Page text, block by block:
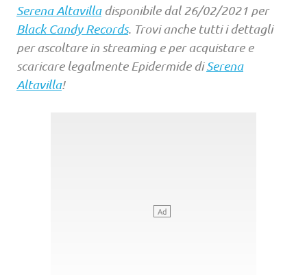
Serena Altavilladisponibile dal 26/02/2021 per
Black Candy Records. Trovi anche tutti i dettagli
per ascoltare in streaming e per acquistare e
scaricare legalmente Epidermide diSerena
Altavilla!